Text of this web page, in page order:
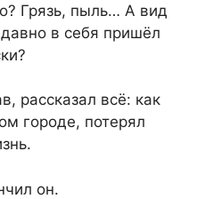
Грязь, пыль… А вид
в себя пришёл
рассказал всё: как
городе, потерял
он.